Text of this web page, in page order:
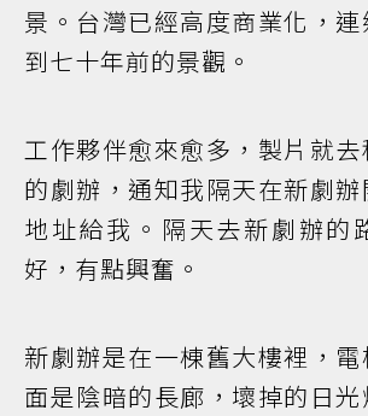
景。台灣已經高度商業化，
到七十年前的景觀。
工作夥伴愈來愈多，製片就
的劇辦，通知我隔天在新劇
地址給我。隔天去新劇辦的
好，有點興奮。
新劇辦是在一棟舊大樓裡，
面是陰暗的長廊，壞掉的日